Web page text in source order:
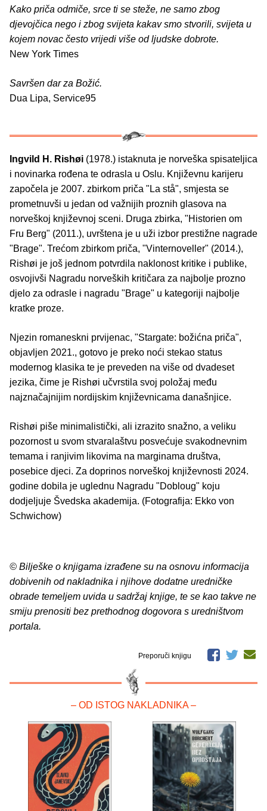
Kako priča odmiče, srce ti se steže, ne samo zbog
djevojčica nego i zbog svijeta kakav smo stvorili, svijeta u
kojem novac često vrijedi više od ljudske dobrote.
New York Times
Savršen dar za Božić.
Dua Lipa, Service95
Ingvild H. Rishøi (1978.) istaknuta je norveška spisateljica
i novinarka rođena te odrasla u Oslu. Književnu karijeru
započela je 2007. zbirkom priča "La stå", smjesta se
prometnuvši u jedan od važnijih proznih glasova na
norveškoj književnoj sceni. Druga zbirka, "Historien om
Fru Berg" (2011.), uvrštena je u uži izbor prestižne nagrade
"Brage". Trećom zbirkom priča, "Vinternoveller" (2014.),
Rishøi je još jednom potvrdila naklonost kritike i publike,
osvojivši Nagradu norveških kritičara za najbolje prozno
djelo za odrasle i nagradu "Brage" u kategoriji najbolje
kratke proze.
Njezin romaneskni prvijenac, "Stargate: božićna priča",
objavljen 2021., gotovo je preko noći stekao status
modernog klasika te je preveden na više od dvadeset
jezika, čime je Rishøi učvrstila svoj položaj među
najznačajnijim nordijskim književnicama današnjice.
Rishøi piše minimalistički, ali izrazito snažno, a veliku
pozornost u svom stvaralaštvu posvećuje svakodnevnim
temama i ranjivim likovima na marginama društva,
posebice djeci. Za doprinos norveškoj književnosti 2024.
godine dobila je uglednu Nagradu "Dobloug" koju
dodjeljuje Švedska akademija. (Fotografija: Ekko von
Schwichow)
© Bilješke o knjigama izrađene su na osnovu informacija
dobivenih od nakladnika i njihove dodatne uredničke
obrade temeljem uvida u sadržaj knjige, te se kao takve ne
smiju prenositi bez prethodnog dogovora s uredništvom
portala.
Preporuči knjigu
– OD ISTOG NAKLADNIKA –